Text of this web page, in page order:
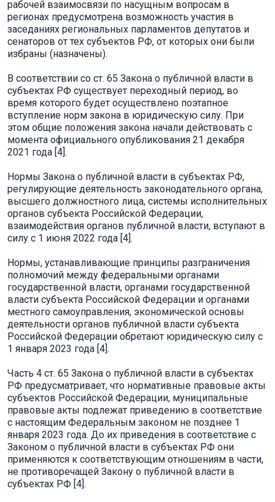
рабочей взаимосвязи по насущным вопросам в
регионах предусмотрена возможность участия в
заседаниях региональных парламентов депутатов и
сенаторов от тех субъектов РФ, от которых они были
избраны (назначены).
В соответствии со ст. 65 Закона о публичной власти в
субъектах РФ существует переходный период, во
время которого будет осуществлено поэтапное
вступление норм закона в юридическую силу. При
этом общие положения закона начали действовать с
момента официального опубликования 21 декабря
2021 года [4].
Нормы Закона о публичной власти в субъектах РФ,
регулирующие деятельность законодательного органа,
высшего должностного лица, системы исполнительных
органов субъекта Российской Федерации,
взаимодействия органов публичной власти, вступают в
силу с 1 июня 2022 года [4].
Нормы, устанавливающие принципы разграничения
полномочий между федеральными органами
государственной власти, органами государственной
власти субъекта Российской Федерации и органами
местного самоуправления, экономической основы
деятельности органов публичной власти субъекта
Российской Федерации обретают юридическую силу с
1 января 2023 года [4].
Часть 4 ст. 65 Закона о публичной власти в субъектах
РФ предусматривает, что нормативные правовые акты
субъектов Российской Федерации, муниципальные
правовые акты подлежат приведению в соответствие
с настоящим Федеральным законом не позднее 1
января 2023 года. До их приведения в соответствие с
Законом о публичной власти в субъектах РФ они
применяются к соответствующим отношениям в части,
не противоречащей Закону о публичной власти в
субъектах РФ [4].